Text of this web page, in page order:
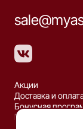
Акции
Доставка и
Бонусная
Рецепты